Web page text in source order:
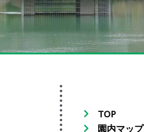
TOP
園内マップ